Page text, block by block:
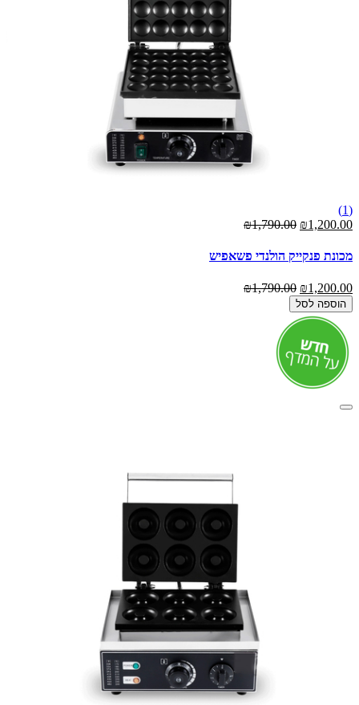
(1)
₪1,200.00
₪1,790.00
מכונת פנקייק הולנדי פשאפיש
₪1,200.00
₪1,790.00
הוספה לסל